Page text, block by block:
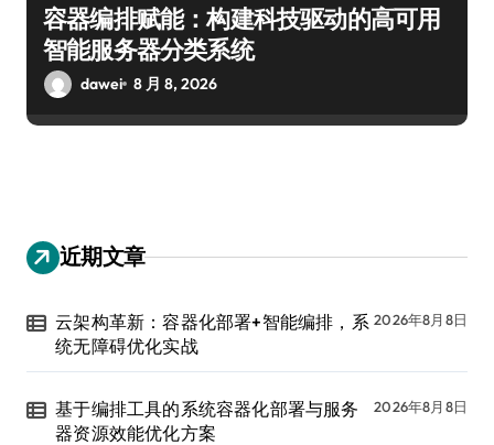
容器编排赋能：构建科技驱动的高可用
智能服务器分类系统
dawei 8 月 8, 2026
近期文章
云架构革新：容器化部署+智能编排，系
统无障碍优化实战
2026年8月8日
基于编排工具的系统容器化部署与服务
器资源效能优化方案
2026年8月8日